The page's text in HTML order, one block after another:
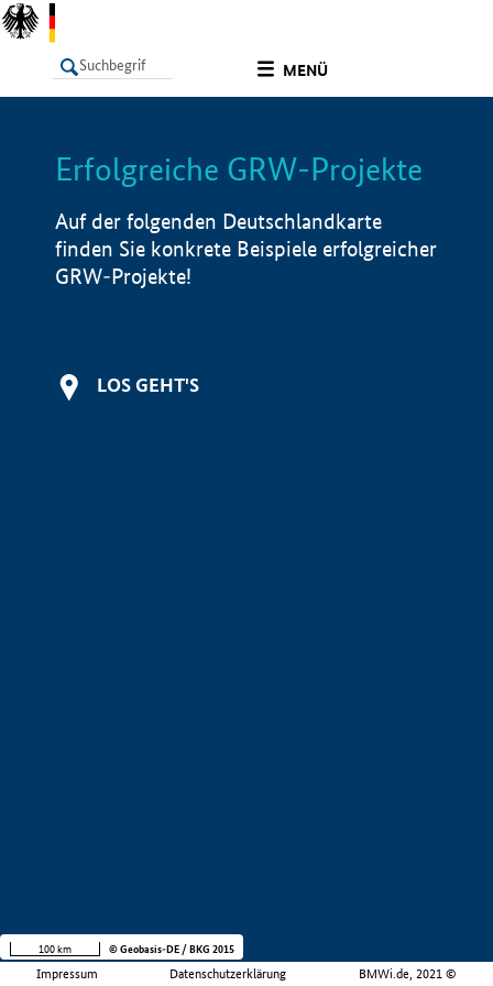
MENÜ
LISTE Info
Erfolgreiche GRW-Projekte
Auf der folgenden Deutschlandkarte
finden Sie konkrete Beispiele erfolgreicher
GRW-Projekte!
LOS GEHT'S
Impressum Datenschutzerklärung BMWi.de, 2021 ©
100 km © Geobasis-DE / BKG 2015